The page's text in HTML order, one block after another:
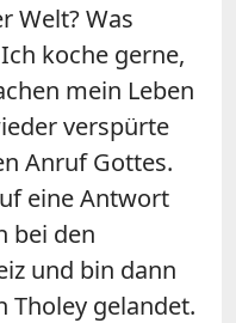
Welt? Was
koche gerne,
mein Leben
verspürte
Anruf Gottes.
eine Antwort
bei den
und bin dann
Tholey gelandet.